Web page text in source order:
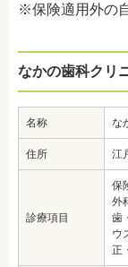
※保険適用外の
なかの歯科クリ
名称 な
住所 江
診療項目
保
外
歯
ウ
正